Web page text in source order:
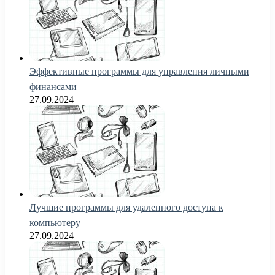
Эффективные программы для управления личными
финансами
27.09.2024
Лучшие программы для удаленного доступа к
компьютеру
27.09.2024